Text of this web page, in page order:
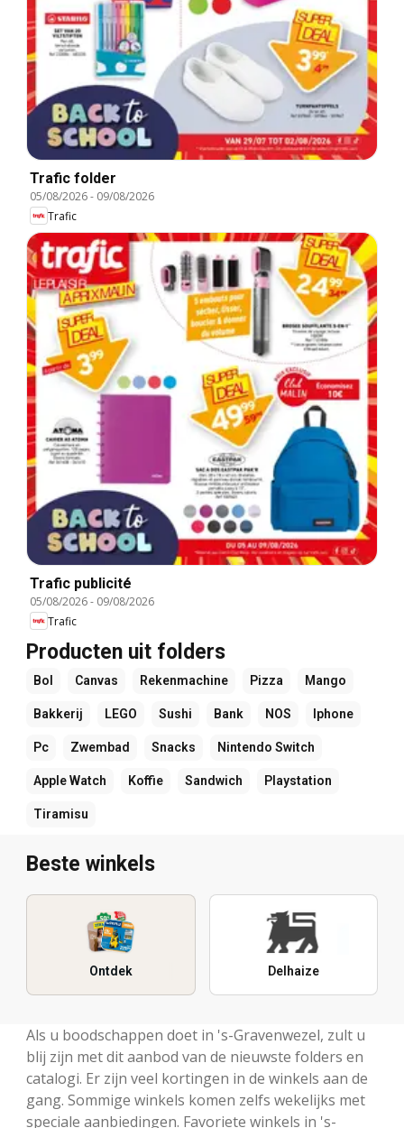
Trafic folder
05/08/2026- 09/08/2026
Trafic
Trafic publicité
05/08/2026- 09/08/2026
Trafic
Producten uit folders
Bol Canvas Rekenmachine Pizza Mango
Bakkerij LEGO Sushi Bank NOS Iphone
Pc Zwembad Snacks Nintendo Switch
Apple Watch Koffie Sandwich Playstation
Tiramisu
Beste winkels
Ontdek Delhaize
Als u boodschappen doet in 's-Gravenwezel, zult u
blij zijn met dit aanbod van de nieuwste folders en
catalogi. Er zijn veel kortingen in de winkels aan de
gang. Sommige winkels komen zelfs wekelijks met
speciale aanbiedingen. Favoriete winkels in 's-